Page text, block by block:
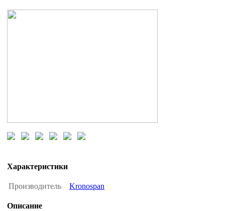
Характеристики
Производитель Kronospan
Описание